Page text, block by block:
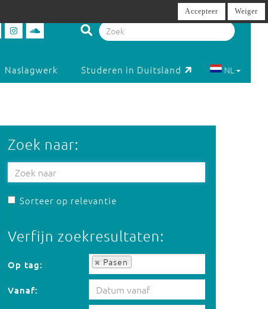
Naslagwerk Studeren in Duitsland NL
Zoek naar:
Sorteer op relevantie
Verfijn zoekresultaten:
Op tag: Pasen
Op tag:
Vanaf:
Accepteer Weiger